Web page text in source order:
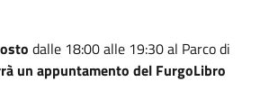
dalle 18:00 alle 19:30 al Parco di
un appuntamento del FurgoLibro